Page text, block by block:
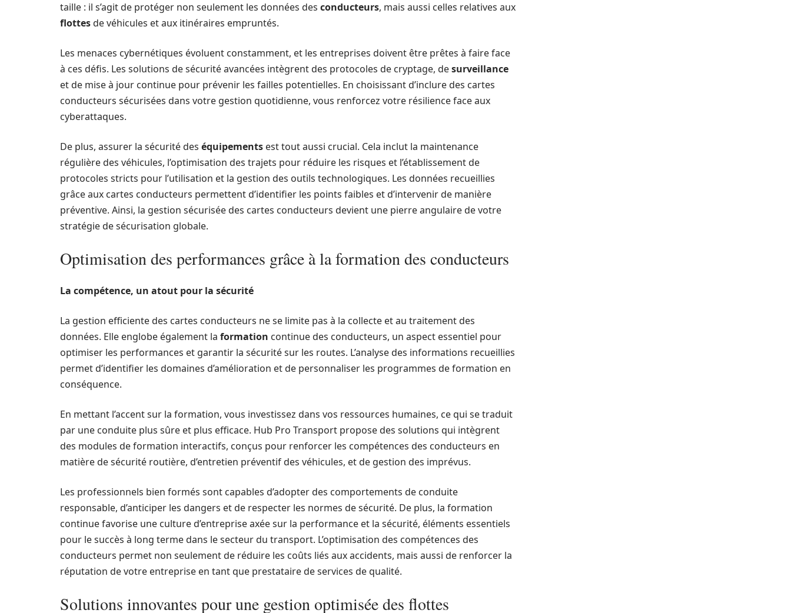
taille : il s’agit de protéger non seulement les données des conducteurs, mais aussi celles relatives aux
flottesde véhicules et aux itinéraires empruntés.
Les menaces cybernétiques évoluent constamment, et les entreprises doivent être prêtes à faire face
à ces défis. Les solutions de sécurité avancées intègrent des protocoles de cryptage, desurveillance
et de mise à jour continue pour prévenir les failles potentielles. En choisissant d’inclure des cartes
conducteurs sécurisées dans votre gestion quotidienne, vous renforcez votre résilience face aux
cyberattaques.
De plus, assurer la sécurité des équipements est tout aussi crucial. Cela inclut la maintenance
régulière des véhicules, l’optimisation des trajets pour réduire les risques et l’établissement de
protocoles stricts pour l’utilisation et la gestion des outils technologiques. Les données recueillies
grâce aux cartes conducteurs permettent d’identifier les points faibles et d’intervenir de manière
préventive. Ainsi, la gestion sécurisée des cartes conducteurs devient une pierre angulaire de votre
stratégie de sécurisation globale.
Optimisation des performances grâce à la formation des conducteurs
La compétence, un atout pour la sécurité
La gestion efficiente des cartes conducteurs ne se limite pas à la collecte et au traitement des
données. Elle englobe également la formation continue des conducteurs, un aspect essentiel pour
optimiser les performances et garantir la sécurité sur les routes. L’analyse des informations recueillies
permet d’identifier les domaines d’amélioration et de personnaliser les programmes de formation en
conséquence.
En mettant l’accent sur la formation, vous investissez dans vos ressources humaines, ce qui se traduit
par une conduite plus sûre et plus efficace. Hub Pro Transport propose des solutions qui intègrent
des modules de formation interactifs, conçus pour renforcer les compétences des conducteurs en
matière de sécurité routière, d’entretien préventif des véhicules, et de gestion des imprévus.
Les professionnels bien formés sont capables d’adopter des comportements de conduite
responsable, d’anticiper les dangers et de respecter les normes de sécurité. De plus, la formation
continue favorise une culture d’entreprise axée sur la performance et la sécurité, éléments essentiels
pour le succès à long terme dans le secteur du transport. L’optimisation des compétences des
conducteurs permet non seulement de réduire les coûts liés aux accidents, mais aussi de renforcer la
réputation de votre entreprise en tant que prestataire de services de qualité.
Solutions innovantes pour une gestion optimisée des flottes